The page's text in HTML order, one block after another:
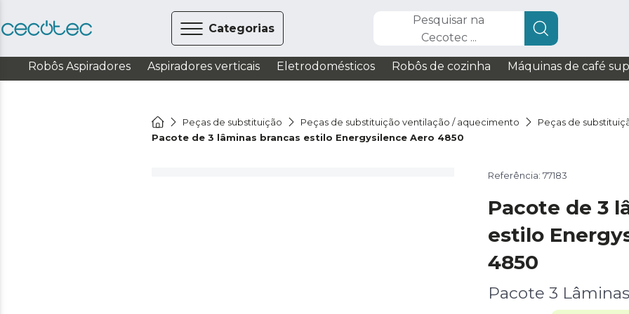
Categorias
Pesquisar na
Cecotec ...
Robôs Aspiradores Aspiradores verticais Eletrodomésticos Robôs de cozinha Máquinas de café
Peças de substituição Peças de substituição ventilação / aquecimento
Peças de
Pacote de 3 lâminas brancas estilo Energysilence Aero 4850
Referência: 77183
Pacote de 3
estilo
4850
Pacote 3 Lâminas